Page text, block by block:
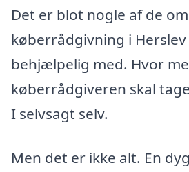
Det er blot nogle af de
køberrådgivning i
behjælpelig med. Hvor
køberrådgiveren skal
I selvsagt selv.
Men det er ikke alt. En